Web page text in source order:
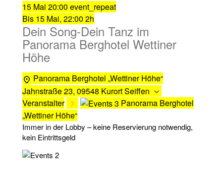
15 Mai 20:00 event_repeat
Bis 15 Mai, 22:00 2h
Dein Song-Dein Tanz im
Panorama Berghotel Wettiner
Höhe
Panorama Berghotel „Wettiner Höhe“
Jahnstraße 23, 09548 Kurort Seiffen
Veranstalter
Panorama Berghotel
„Wettiner Höhe“
Immer in der Lobby – keine Reservierung notwendig,
kein Eintrittsgeld